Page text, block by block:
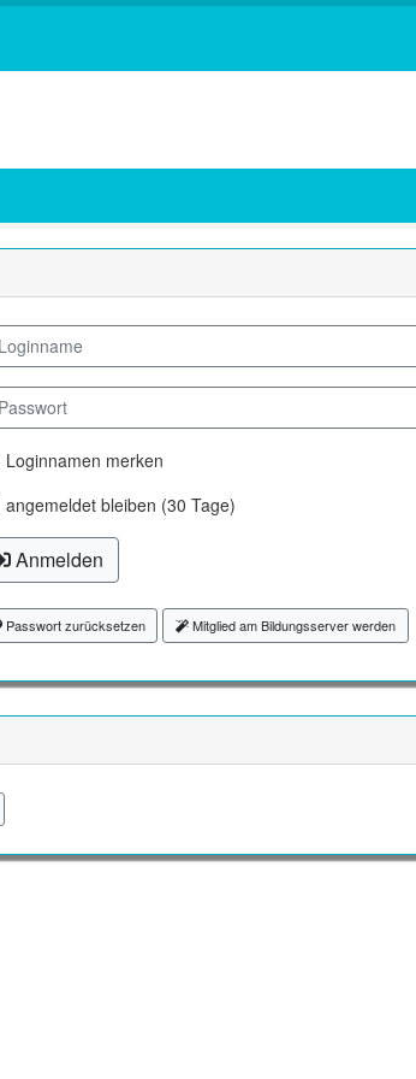
Loginnamen merken
angemeldet bleiben (30 Tage)
Anmelden
Passwort zurücksetzen Mitglied am Bildungsserver werden